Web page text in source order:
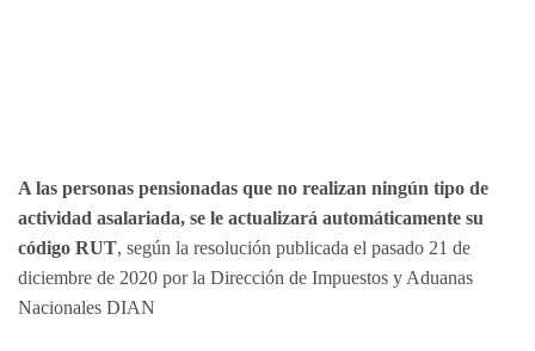
A las personas pensionadas que no realizan ningún tipo de
actividad asalariada, se le actualizará automáticamente su
código RUT, según la resolución publicada el pasado 21 de
diciembre de 2020 por la Dirección de Impuestos y Aduanas
Nacionales DIAN